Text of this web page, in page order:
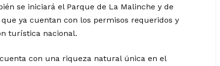
se iniciará el Parque de La Malinche y de
ya cuentan con los permisos requeridos y
turística nacional.
con una riqueza natural única en el